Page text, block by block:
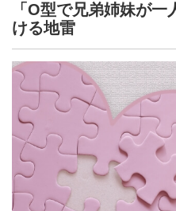
「O型で兄弟姉妹が
ける地雷